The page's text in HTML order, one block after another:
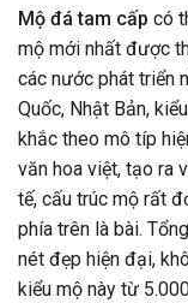
Mộ đá tam cấp có
mộ mới nhất được
các nước phát triển
Quốc, Nhật Bản,
khắc theo mô típ
văn hoa việt, tạo ra
tế, cấu trúc mộ rất
phía trên là bài.
nét đẹp hiện đại,
kiểu mộ này từ